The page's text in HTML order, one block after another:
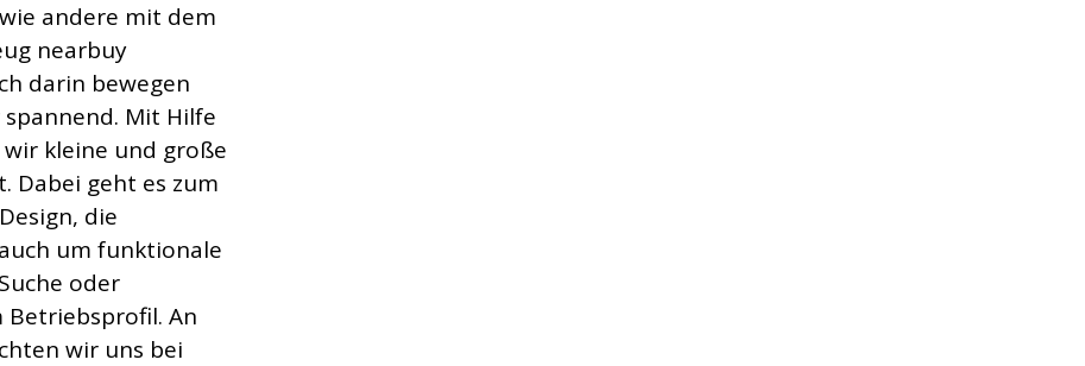
andere mit dem
nearbuy
darin bewegen
Mit Hilfe
kleine und große
Dabei geht es zum
die
um funktionale
oder
Betriebsprofil. An
wir uns bei